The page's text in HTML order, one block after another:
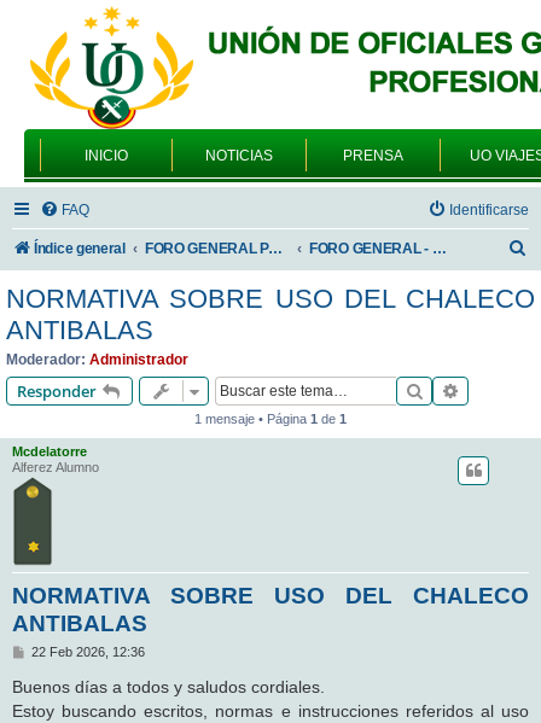
INICIO NOTICIAS PRENSA UO
FAQ Identificarse
Índice general FORO GENERAL PARA TODOS LOS USUARIOS FORO GENERAL - TEMAS PROFESIONALES
s
NORMATIVA SOBRE USO DEL CHALECO
ANTIBALAS
Moderador: Administrador
Responder Buscar
1 mensaje • Página 1 de 1
Mcdelatorre
Alferez Alumno
NORMATIVA SOBRE USO DEL CHALECO
ANTIBALAS
M
n
s
a
22 Feb 2026, 12:36
Buenos días a todos y saludos cordiales.
Estoy buscando escritos, normas e instrucciones referidos al uso